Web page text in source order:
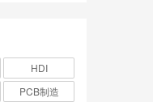
HDI
PCB制造